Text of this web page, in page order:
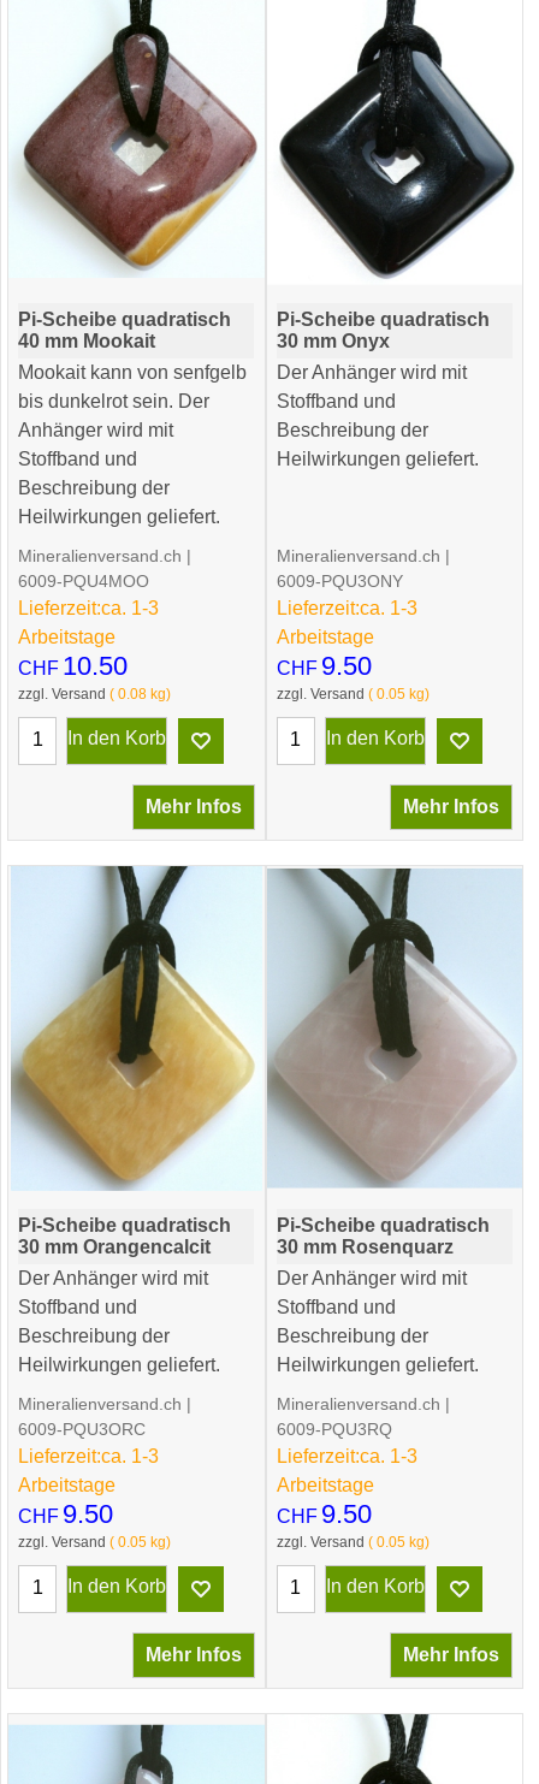
Pi-Scheibe quadratisch
40 mm Mookait
Mookait kann von senfgelb
bis dunkelrot sein. Der
Anhänger wird mit
Stoffband und
Beschreibung der
Heilwirkungen geliefert.
CHF 10.50
zzgl. Versand 0.08 kg
Mineralienversand.ch
6009-PQU4MOO
Lieferzeit:ca. 1-3
Arbeitstage
In den Korb
Mehr Infos
Pi-Scheibe quadratisch
30 mm Onyx
Der Anhänger wird mit
Stoffband und
Beschreibung der
Heilwirkungen geliefert.
CHF 9.50
zzgl. Versand 0.05kg
Mineralienversand.ch
6009-PQU3ONY
Lieferzeit:ca. 1-3
Arbeitstage
In den Korb
Mehr Infos
Pi-Scheibe quadratisch
30 mm Orangencalcit
Der Anhänger wird mit
Stoffband und
Beschreibung der
Heilwirkungen geliefert.
CHF 9.50
zzgl. Versand 0.05 kg
Mineralienversand.ch
6009-PQU3ORC
Lieferzeit:ca. 1-3
Arbeitstage
In den Korb
Mehr Infos
Pi-Scheibe quadratisch
30 mm Rosenquarz
Der Anhänger wird mit
Stoffband und
Beschreibung der
Heilwirkungen geliefert.
CHF 9.50
zzgl. Versand 0.05kg
Mineralienversand.ch
6009-PQU3RQ
Lieferzeit:ca. 1-3
Arbeitstage
In den Korb
Mehr Infos